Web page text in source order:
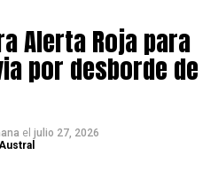
de tránsito dejó el fin de
ECOH investigan brutal
Líder de Valdivia
Alerta Roja para
por desborde de
el julio 27, 2026